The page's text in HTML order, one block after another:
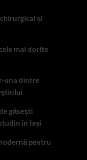
și
mai dorite
una dintre
găsești
în Iași
pentru